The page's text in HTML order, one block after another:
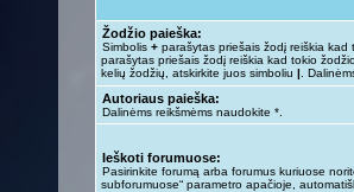
Žodžio paieška:
Simbolis + parašytas priešais žodį reiškia
parašytas priešais žodį reiškia kad tokio
kelių žodžių, atskirkite juos simboliu | .
Autoriaus paieška:
Dalinėms reikšmėms naudokite *.
Ieškoti forumuose:
Pasirinkite forumą arba forumus kuriuose
subforumuose“ parametro apačioje,